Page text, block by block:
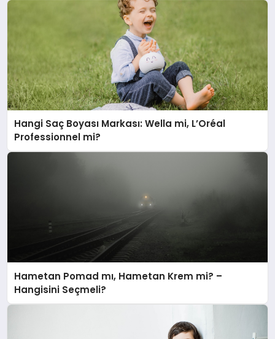
Hangi Saç Boyası Markası: Wella mi, L’Oréal
Professionnel mi?
Hametan Pomad mı, Hametan Krem mi? –
Hangisini Seçmeli?